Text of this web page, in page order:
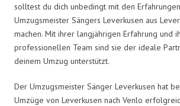
solltest du dich unbedingt mit den
Umzugsmeister Sängers Leverkusen aus
machen. Mit ihrer langjährigen Erfahrung und
professionellen Team sind sie der ideale
deinem Umzug unterstützt.
Der Umzugsmeister Sänger Leverkusen hat
Umzüge von Leverkusen nach Venlo